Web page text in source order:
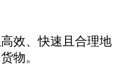
效、快速且合理地
物。